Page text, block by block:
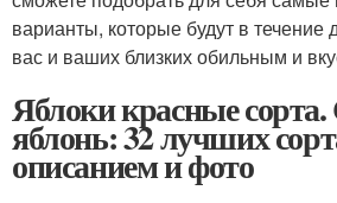
варианты, которые будут в течение
вас и ваших близких обильным и
Яблоки красные
яблонь: 32 лучших
описанием и фото